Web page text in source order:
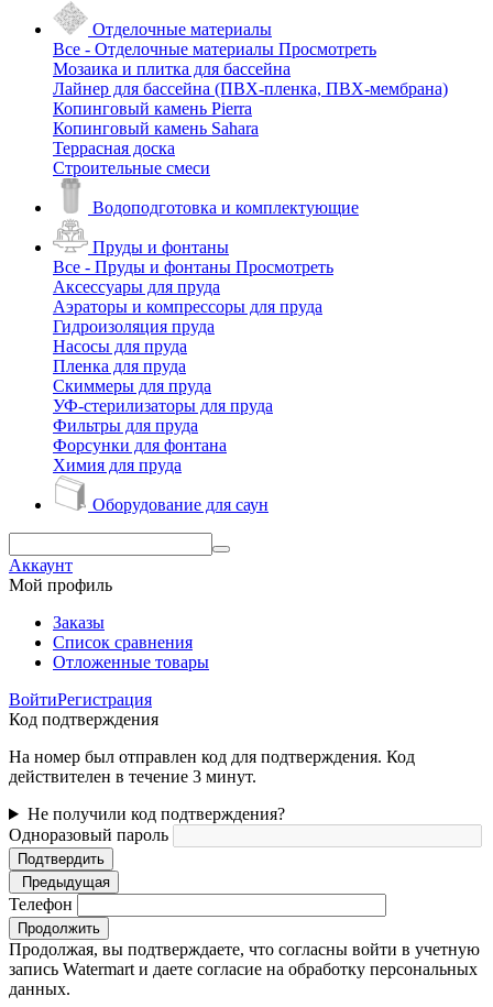
Отделочные материалы
Все - Отделочные материалы Просмотреть
Мозаика и плитка для бассейна
Лайнер для бассейна (ПВХ-пленка, ПВХ-мембрана)
Копинговый камень Pierra
Копинговый камень Sahara
Террасная доска
Строительные смеси
Водоподготовка и комплектующие
Пруды и фонтаны
Все - Пруды и фонтаны Просмотреть
Аксессуары для пруда
Аэраторы и компрессоры для пруда
Гидроизоляция пруда
Насосы для пруда
Пленка для пруда
Скиммеры для пруда
УФ-стерилизаторы для пруда
Фильтры для пруда
Форсунки для фонтана
Химия для пруда
Оборудование для саун
Аккаунт
Мой профиль
Заказы
Список сравнения
Отложенные товары
ВойтиРегистрация
Код подтверждения
На номер был отправлен код для подтверждения. Код
действителен в течение 3 минут.
Не получили код подтверждения?
Одноразовый пароль
Подтвердить
Предыдущая
Телефон
Продолжить
Продолжая, вы подтверждаете, что согласны войти в учетную
запись Watermart и даете согласие на обработку персональных
данных.